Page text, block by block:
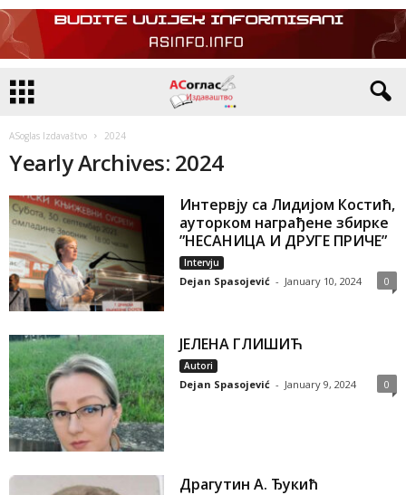
ASoglas Izdavaštvo 2024
Yearly Archives: 2024
Интервју са Лидијом Костић,
ауторком награђене збирке
”НЕСАНИЦА И ДРУГЕ ПРИЧЕ”
Intervju
Dejan Spasojević - January 10, 2024 0
ЈЕЛЕНА ГЛИШИЋ
Autori
Dejan Spasojević - January 9, 2024 0
Драгутин А. Ђукић